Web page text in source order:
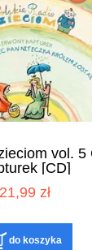
vol. 5
[CD]
21,99 zł
do koszyka